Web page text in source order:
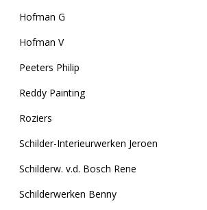
Hofman G
Hofman V
Peeters Philip
Reddy Painting
Roziers
Schilder-Interieurwerken Jeroen
Schilderw. v.d. Bosch Rene
Schilderwerken Benny